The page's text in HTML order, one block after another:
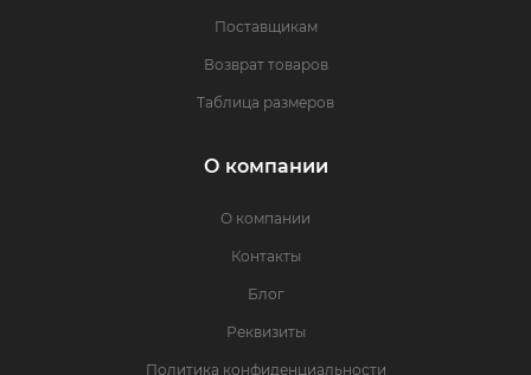
Поставщикам
Возврат товаров
Таблица размеров
О компании
О компании
Контакты
Блог
Реквизиты
Политика конфиденциальности